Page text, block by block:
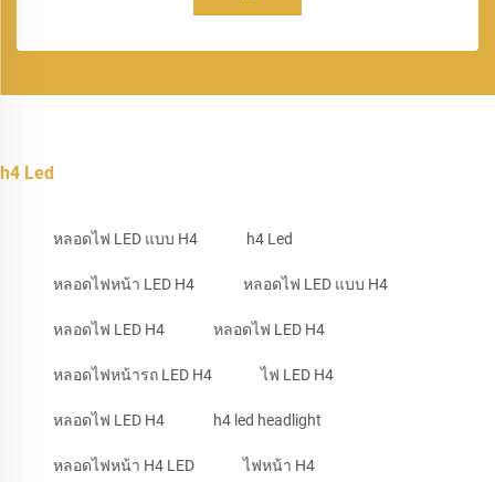
h4 Led
หลอดไฟ LED แบบ H4 h4 Led
หลอดไฟหน้า LED H4 หลอดไฟ LED แบบ H4
หลอดไฟ LED H4 หลอดไฟ LED H4
หลอดไฟหน้ารถ LED H4 ไฟ LED H4
หลอดไฟ LED H4 h4 led headlight
หลอดไฟหน้า H4 LED ไฟหน้า H4